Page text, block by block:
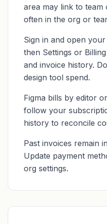
area may link to team
often in the org or
Sign in and open
then Settings or
and invoice history.
design tool spend.
Figma bills by editor
follow your
history to reconcile
Past invoices remain
Update payment
org settings.